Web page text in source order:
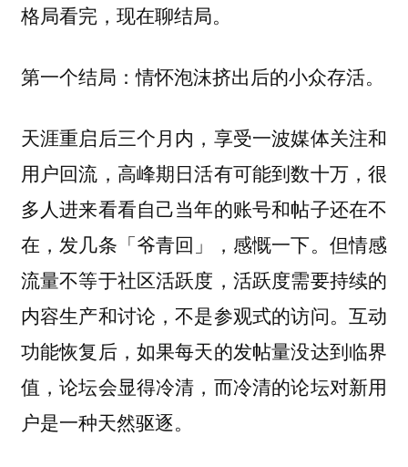
格局看完，现在聊结局。
第一个结局：情怀泡沫挤出后的小众存活。
天涯重启后三个月内，享受一波媒体关注和
用户回流，高峰期日活有可能到数十万，很
多人进来看看自己当年的账号和帖子还在不
在，发几条「爷青回」，感慨一下。但情感
流量不等于社区活跃度，活跃度需要持续的
内容生产和讨论，不是参观式的访问。互动
功能恢复后，如果每天的发帖量没达到临界
值，论坛会显得冷清，而冷清的论坛对新用
户是一种天然驱逐。